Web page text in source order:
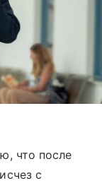
что после
с